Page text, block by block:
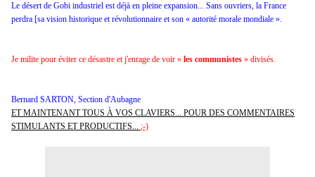
Le désert de Gobi industriel est déjà en pleine expansion... Sans ouvriers, la France
perdra [sa vision historique et révolutionnaire et son « autorité morale mondiale ».
Je milite pour éviter ce désastre et j'enrage de voir « les communistes » divisés.
Bernard SARTON, Section d'Aubagne
ET MAINTENANT TOUS À VOS CLAVIERS... POUR DES COMMENTAIRES
STIMULANTS ET PRODUCTIFS... ;-)